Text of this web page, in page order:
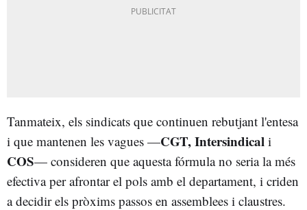
Tanmateix, els sindicats que continuen rebutjant l'entesa
i que mantenen les vagues —CGT, Intersindical i
COS— consideren que aquesta fórmula no seria la més
efectiva per afrontar el pols amb el departament, i criden
a decidir els pròxims passos en assemblees i claustres.